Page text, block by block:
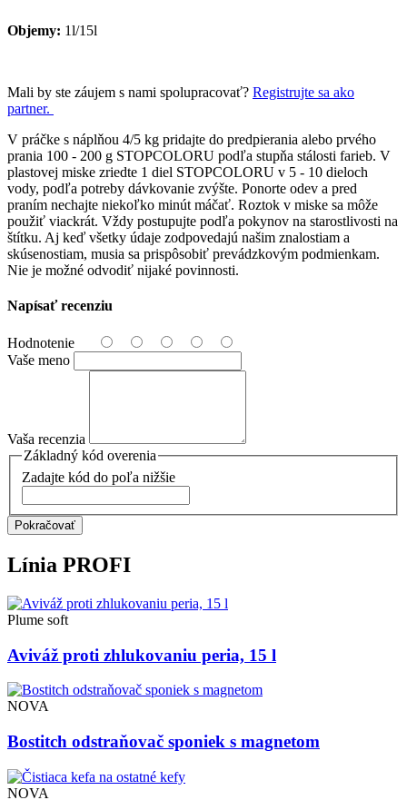
Objemy: 1l/15l
Mali by ste záujem s nami spolupracovať? Registrujte sa ako
partner.
V práčke s náplňou 4/5 kg pridajte do predpierania alebo prvého
prania 100 - 200 g STOPCOLORU podľa stupňa stálosti farieb. V
plastovej miske zriedte 1 diel STOPCOLORU v 5 - 10 dieloch
vody, podľa potreby dávkovanie zvýšte. Ponorte odev a pred
praním nechajte niekoľko minút máčať. Roztok v miske sa môže
použiť viackrát. Vždy postupujte podľa pokynov na starostlivosti na
štítku. Aj keď všetky údaje zodpovedajú našim znalostiam a
skúsenostiam, musia sa prispôsobiť prevádzkovým podmienkam.
Nie je možné odvodiť nijaké povinnosti.
Napísať recenziu
Hodnotenie
Vaše meno
Vaša recenzia
Základný kód overenia
Zadajte kód do poľa nižšie
Pokračovať
Línia PROFI
Plume soft
Aviváž proti zhlukovaniu peria, 15 l
NOVA
Bostitch odstraňovač sponiek s magnetom
NOVA